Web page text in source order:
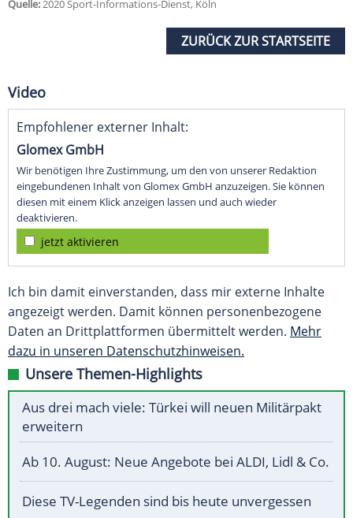
Quelle:2020 Sport-Informations-Dienst, Köln
ZURÜCK ZUR STARTSEITE
Video
Empfohlener externer Inhalt:
Glomex GmbH
Wir benötigen Ihre Zustimmung, um den von unserer Redaktion
eingebundenen Inhalt von Glomex GmbH anzuzeigen. Sie können
diesen mit einem Klick anzeigen lassen und auch wieder
deaktivieren.
jetzt aktivieren
Ich bin damit einverstanden, dass mir externe Inhalte
angezeigt werden. Damit können personenbezogene
Daten an Drittplattformen übermittelt werden. Mehr
dazu in unseren Datenschutzhinweisen.
Unsere Themen-Highlights
Aus drei mach viele: Türkei will neuen Militärpakt
erweitern
Ab 10. August: Neue Angebote bei ALDI, Lidl & Co.
Diese TV-Legenden sind bis heute unvergessen